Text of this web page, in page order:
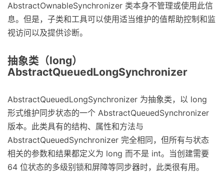
AbstractOwnableSynchronizer 类本身不管理或使用此信
息。但是，子类和工具可以使用适当维护的值帮助控制和监
视访问以及提供诊断。
抽象类（long）
AbstractQueuedLongSynchronizer
AbstractQueuedLongSynchronizer 为抽象类，以 long
形式维护同步状态的一个 AbstractQueuedSynchronizer
版本。此类具有的结构、属性和方法与
AbstractQueuedSynchronizer 完全相同，但所有与状态
相关的参数和结果都定义为 long 而不是 int。当创建需要
64 位状态的多级别锁和屏障等同步器时，此类很有用。